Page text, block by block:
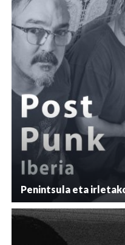
Penintsula eta